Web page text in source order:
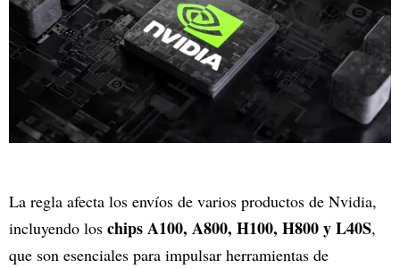
La regla afecta los envíos de varios productos de Nvidia,
incluyendo los chips A100, A800, H100, H800 y L40S,
que son esenciales para impulsar herramientas de